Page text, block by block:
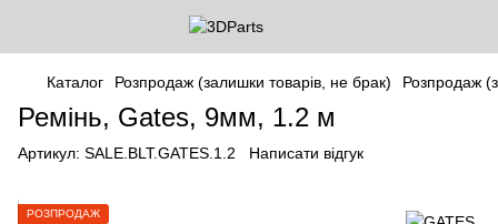
Каталог Розпродаж (залишки товарів, не брак) Розпродаж
Ремінь, Gates, 9мм, 1.2 м
Артикул: SALE.BLT.GATES.1.2 Написати відгук
РОЗПРОДАЖ